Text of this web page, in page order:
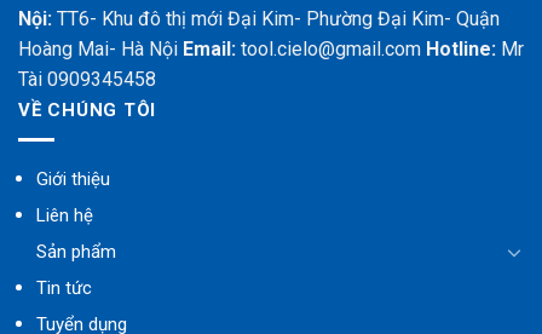
Nội: TT6- Khu đô thị mới Đại Kim- Phường Đại Kim- Quận
Hoàng Mai- Hà Nội Email: tool.cielo@gmail.com Hotline: Mr
Tài 0909345458
VỀ CHÚNG TÔI
Giới thiệu
Liên hệ
Sản phẩm
Tin tức
Tuyển dụng